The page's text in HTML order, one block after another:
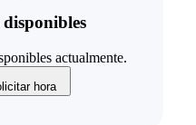
actualmente.
hora